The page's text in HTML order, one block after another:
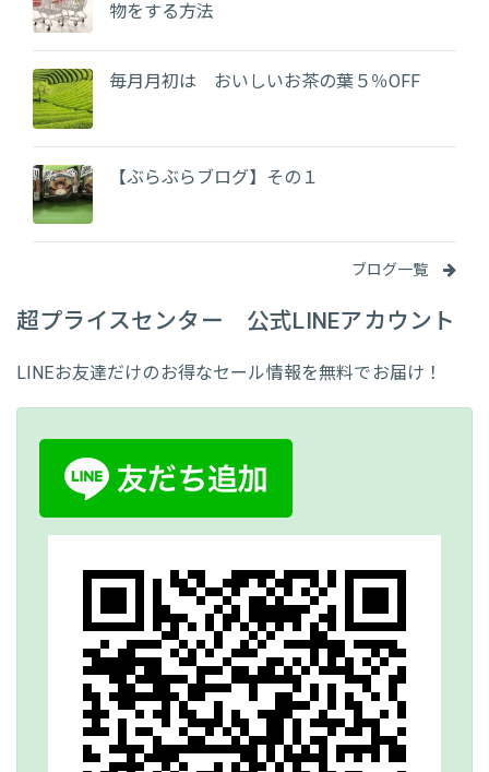
物をする方法
毎月月初は おいしいお茶の葉５％OFF
【ぶらぶらブログ】その１
ブログ一覧
超プライスセンター 公式LINEアカウント
LINEお友達だけのお得なセール情報を無料でお届け！